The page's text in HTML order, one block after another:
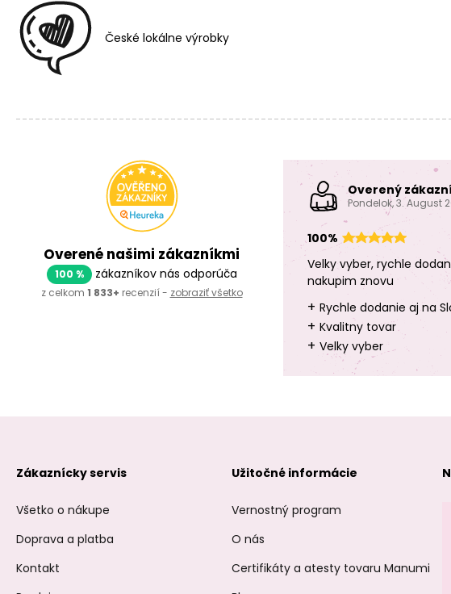
České lokálne výrobky
Overené našimi zákazníkmi
100 % zákazníkov nás odporúča
z celkom 1 833+ recenzií - zobraziť všetko
Overený
Pondelok, 3. August
100%
Velky vyber, rychle
nakupim znovu
+ Rychle dodanie aj na
+ Kvalitny tovar
+ Velky vyber
Zákaznícky servis
Všetko o nákupe
Doprava a platba
Kontakt
Užitočné informácie
Vernostný program
O nás
Certifikáty a atesty tovaru Manumi